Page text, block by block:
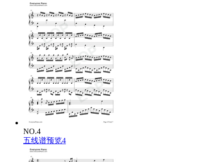
NO.4
五线谱预览4